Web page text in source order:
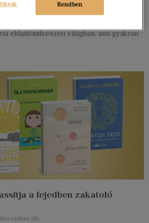
előadóművészeti világban, ami gyakran
a fejedben zakatoló
26.
Rendben